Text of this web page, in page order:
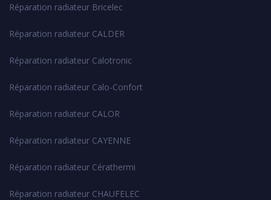
Réparation radiateur Bricelec
Réparation radiateur CALDER
Réparation radiateur Calotronic
Réparation radiateur Calo-Confort
Réparation radiateur CALOR
Réparation radiateur CAYENNE
Réparation radiateur Cérathermi
Réparation radiateur CHAUFELEC